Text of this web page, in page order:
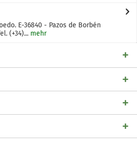
E-36840 - Pazos de Borbén
(+34)... mehr